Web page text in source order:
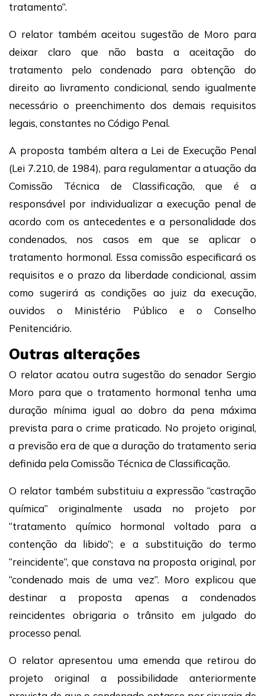
tratamento”.
O relator também aceitou sugestão de Moro para
deixar claro que não basta a aceitação do
tratamento pelo condenado para obtenção do
direito ao livramento condicional, sendo igualmente
necessário o preenchimento dos demais requisitos
legais, constantes no Código Penal.
A proposta também altera a Lei de Execução Penal
(Lei 7.210, de 1984), para regulamentar a atuação da
Comissão Técnica de Classificação, que é a
responsável por individualizar a execução penal de
acordo com os antecedentes e a personalidade dos
condenados, nos casos em que se aplicar o
tratamento hormonal. Essa comissão especificará os
requisitos e o prazo da liberdade condicional, assim
como sugerirá as condições ao juiz da execução,
ouvidos o Ministério Público e o Conselho
Penitenciário.
Outras alterações
O relator acatou outra sugestão do senador Sergio
Moro para que o tratamento hormonal tenha uma
duração mínima igual ao dobro da pena máxima
prevista para o crime praticado. No projeto original,
a previsão era de que a duração do tratamento seria
definida pela Comissão Técnica de Classificação.
O relator também substituiu a expressão “castração
química” originalmente usada no projeto por
“tratamento químico hormonal voltado para a
contenção da libido”; e a substituição do termo
“reincidente”, que constava na proposta original, por
“condenado mais de uma vez”. Moro explicou que
destinar a proposta apenas a condenados
reincidentes obrigaria o trânsito em julgado do
processo penal.
O relator apresentou uma emenda que retirou do
projeto original a possibilidade anteriormente